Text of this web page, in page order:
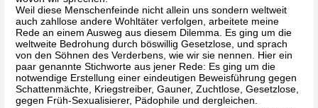
Weil diese Menschenfeinde nicht allein uns sondern weltweit
auch zahllose andere Wohltäter verfolgen, arbeitete meine
Rede an einem Ausweg aus diesem Dilemma. Es ging um die
weltweite Bedrohung durch böswillig Gesetzlose, und sprach
von den Söhnen des Verderbens, wie wir sie nennen. Hier ein
paar genannte Stichworte aus jener Rede: Es ging um die
notwendige Erstellung einer eindeutigen Beweisführung gegen
Schattenmächte, Kriegstreiber, Gauner, Zuchtlose, Gesetzlose,
gegen Früh-Sexualisierer, Pädophile und dergleichen.